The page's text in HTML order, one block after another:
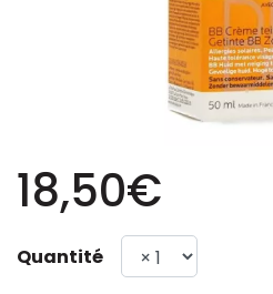
18,50€
Quantité